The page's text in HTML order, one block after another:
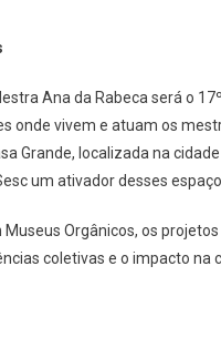
Ana da Rabeca será o
onde vivem e atuam os
Grande, localizada na
um ativador desses
Museus Orgânicos, os
coletivas e o impacto na